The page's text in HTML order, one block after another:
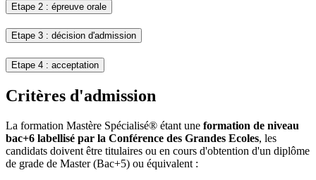
Etape 2 : épreuve orale
Etape 3 : décision d'admission
Etape 4 : acceptation
Critères d'admission
La formation Mastère Spécialisé® étant une formation de niveau
bac+6 labellisé par la Conférence des Grandes Ecoles, les
candidats doivent être titulaires ou en cours d'obtention d'un diplôme
de grade de Master (Bac+5) ou équivalent :